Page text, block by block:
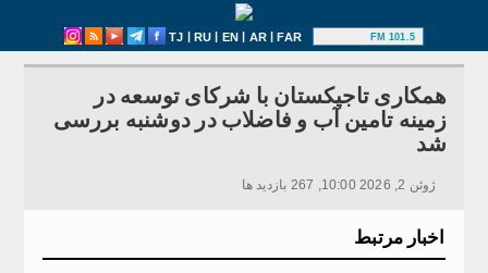
TJ | RU | EN | AR|FAR 101.5 FM
همکاری تاجیکستان با شرکای توسعه در
زمینه تامین آب و فاضلاب در دوشنبه بررسی
شد
ژوئن 2, 2026 10:00, 267 بازدید ها
اخبار مرتبط